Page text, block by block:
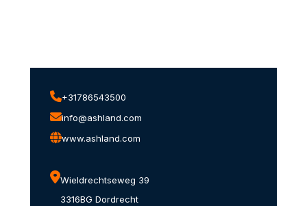
+31786543500
info@ashland.com
www.ashland.com
Wieldrechtseweg 39
3316BG Dordrecht